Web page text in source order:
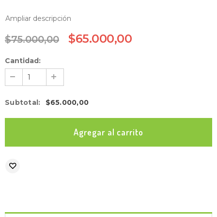
Ampliar descripción
$75.000,00 $65.000,00
Cantidad:
Subtotal : $65.000,00